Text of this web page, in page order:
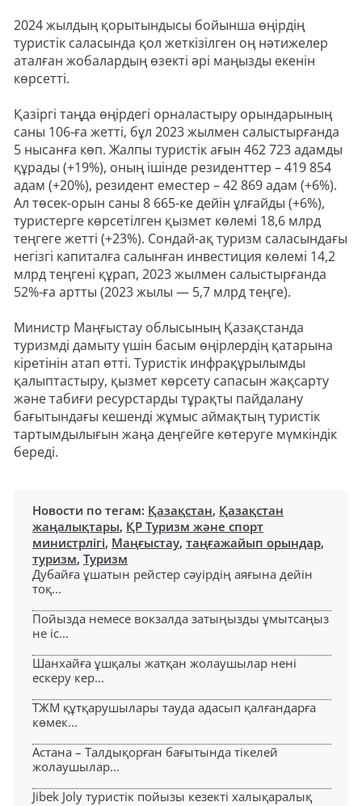
2024 жылдың қорытындысы бойынша өңірдің
туристік саласында қол жеткізілген оң нәтижелер
аталған жобалардың өзекті әрі маңызды екенін
көрсетті.
Қазіргі таңда өңірдегі орналастыру орындарының
саны 106-ға жетті, бұл 2023 жылмен салыстырғанда
5 нысанға көп. Жалпы туристік ағын 462 723 адамды
құрады (+19%), оның ішінде резиденттер – 419 854
адам (+20%), резидент еместер – 42 869 адам (+6%).
Ал төсек-орын саны 8 665-ке дейін ұлғайды (+6%),
туристерге көрсетілген қызмет көлемі 18,6 млрд
теңгеге жетті (+23%). Сондай-ақ туризм саласындағы
негізгі капиталға салынған инвестиция көлемі 14,2
млрд теңгені құрап, 2023 жылмен салыстырғанда
52%-ға артты (2023 жылы — 5,7 млрд теңге).
Министр Маңғыстау облысының Қазақстанда
туризмді дамыту үшін басым өңірлердің қатарына
кіретінін атап өтті. Туристік инфрақұрылымды
қалыптастыру, қызмет көрсету сапасын жақсарту
және табиғи ресурстарды тұрақты пайдалану
бағытындағы кешенді жұмыс аймақтың туристік
тартымдылығын жаңа деңгейге көтеруге мүмкіндік
береді.
Новости по тегам: Қазақстан, Қазақстан
жаңалықтары, ҚР Туризм және спорт
министрлігі, Маңғыстау, таңғажайып орындар,
туризм, Туризм
Дубайға ұшатын рейстер сәуірдің аяғына дейін
тоқ...
Пойызда немесе вокзалда затыңызды ұмытсаңыз
не іс...
Шанхайға ұшқалы жатқан жолаушылар нені
ескеру кер...
ТЖМ құтқарушылары тауда адасып қалғандарға
көмек...
Астана – Талдықорған бағытында тікелей
жолаушылар...
Jibek Joly туристік пойызы кезекті халықаралық